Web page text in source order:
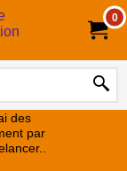
0
des
par